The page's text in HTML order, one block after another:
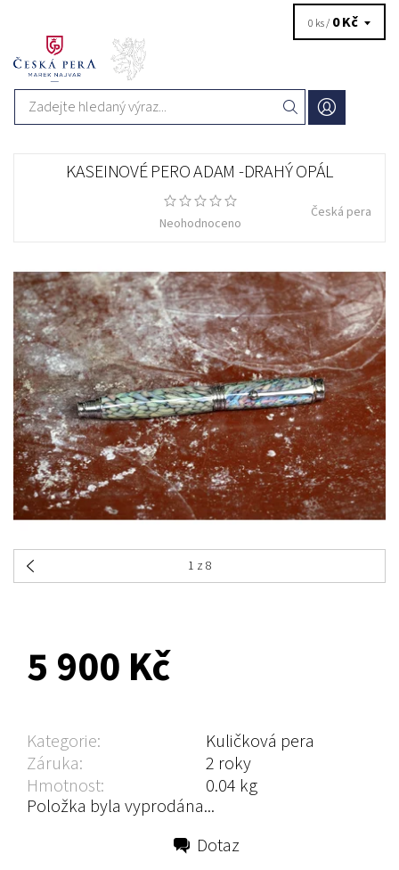
0 ks / 0 Kč
KASEINOVÉ PERO ADAM -DRAHÝ OPÁL
Neohodnoceno
Česká pera
1 z 8
5 900 Kč
Kategorie:
Kuličková pera
Záruka:
2 roky
Hmotnost:
0.04 kg
Položka byla vyprodána...
Dotaz